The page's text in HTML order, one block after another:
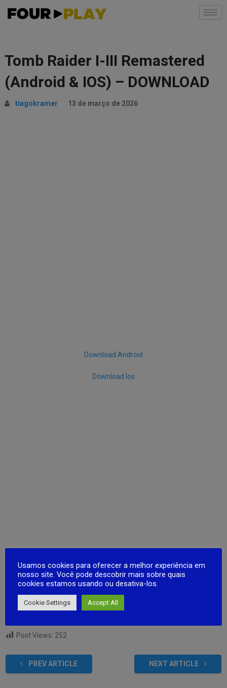
Tomb Raider I-III Remastered
(Android & IOS) – DOWNLOAD
tiagokramer 13 de março de 2026
Download Android
Download Ios
Post Views: 252
PREV ARTICLE NEXT ARTICLE
Usamos cookies para oferecer a melhor experiência em
nosso site. Você pode descobrir mais sobre quais
cookies estamos usando ou desativa-los.
Cookie Settings Accept All